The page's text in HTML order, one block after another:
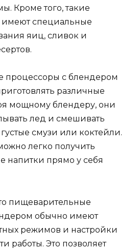
Кроме того, такие
имеют специальные
яиц, сливок и
процессоры с блендером
различные
мощному блендеру, они
лед и смешивать
смузи или коктейли.
легко получить
напитки прямо у себя
пищеварительные
обычно имеют
режимов и настройки
работы. Это позволяет